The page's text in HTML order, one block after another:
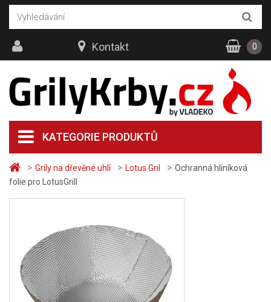
> Grily na dřevěné uhlí > Lotus Gril > Ochranná hliníková
folie pro LotusGrill
KATEGORIE PRODUKTŮ
Kontakt 0